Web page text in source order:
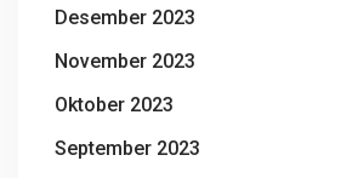
Desember 2023
November 2023
Oktober 2023
September 2023